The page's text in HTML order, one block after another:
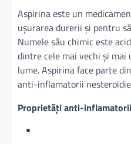
Aspirina este un
ușurarea durerii și pentru
Numele său chimic este
dintre cele mai vechi și
lume. Aspirina face parte
anti-inflamatorii
Proprietăți anti-